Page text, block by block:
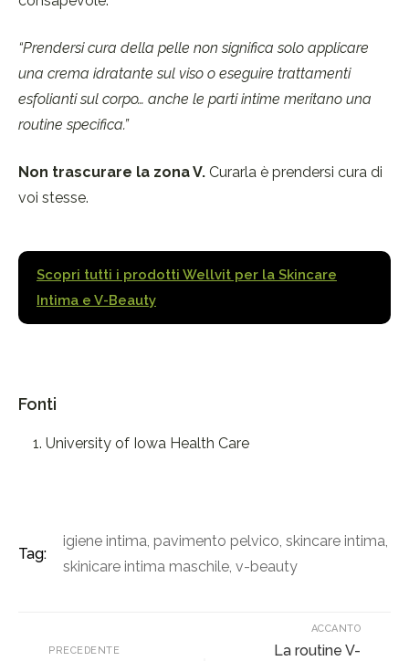
“Prendersi cura della pelle non significa solo applicare
una crema idratante sul viso o eseguire trattamenti
esfolianti sul corpo… anche le parti intime meritano una
routine specifica.”
Non trascurare la zona V. Curarla è prendersi cura di
voi stesse.
Scopri tutti i prodotti Wellvit per la Skincare
Intima e V-Beauty
Fonti
University of Iowa Health Care
Tag:
igiene intima, pavimento pelvico, skincare intima,
skinicare intima maschile, v-beauty
PRECEDENTE
ACCANTO
La routine V-